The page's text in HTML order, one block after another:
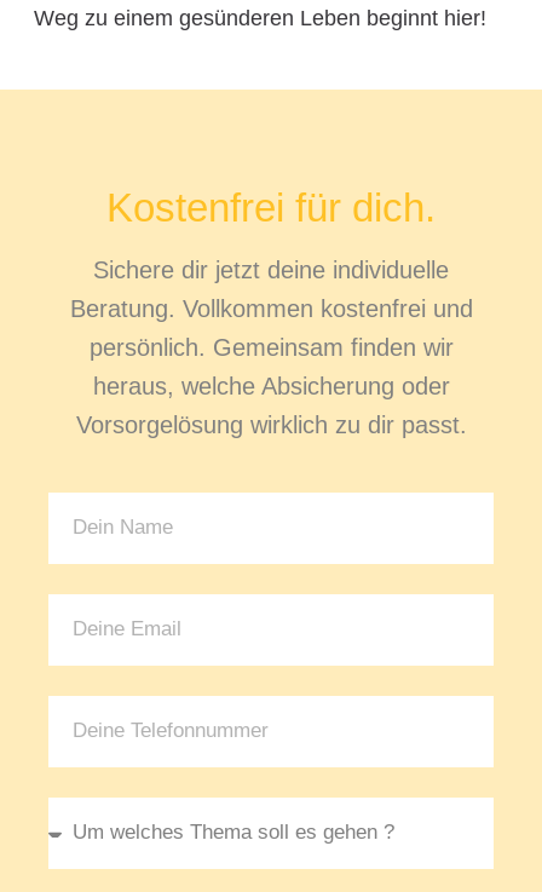
Weg zu einem gesünderen Leben beginnt hier!
Kostenfrei für dich.
Sichere dir jetzt deine individuelle
Beratung. Vollkommen kostenfrei und
persönlich. Gemeinsam finden wir
heraus, welche Absicherung oder
Vorsorgelösung wirklich zu dir passt.